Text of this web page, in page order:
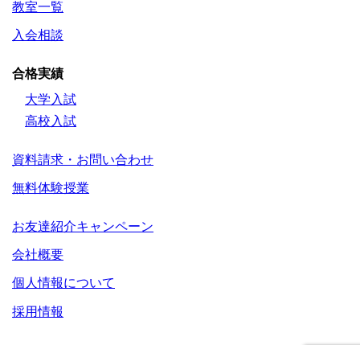
教室一覧
入会相談
合格実績
大学入試
高校入試
資料請求・お問い合わせ
無料体験授業
お友達紹介キャンペーン
会社概要
個人情報について
採用情報